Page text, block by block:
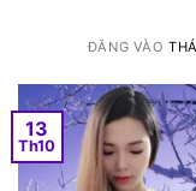
ĐĂNG VÀO
13
Th10